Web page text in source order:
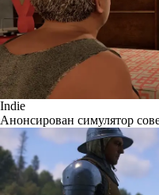
Indie
Анонсирован симулятор